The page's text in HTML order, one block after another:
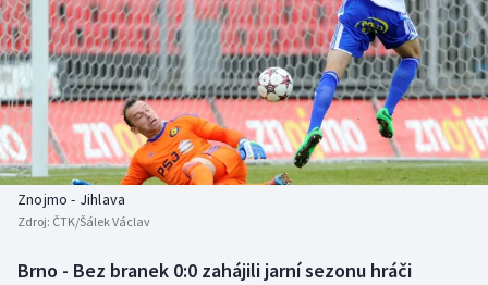
Americký fotbal
Baseball a softbal
Basketbal
Biatlon
NEPŘEHLÉDNĚTE
Soutěže
Historické návraty
Aplikace ČT sport
Znojmo - Jihlava
Zdroj: ČTK/Šálek Václav
Brno - Bez branek 0:0 zahájili jarní sezonu hráči